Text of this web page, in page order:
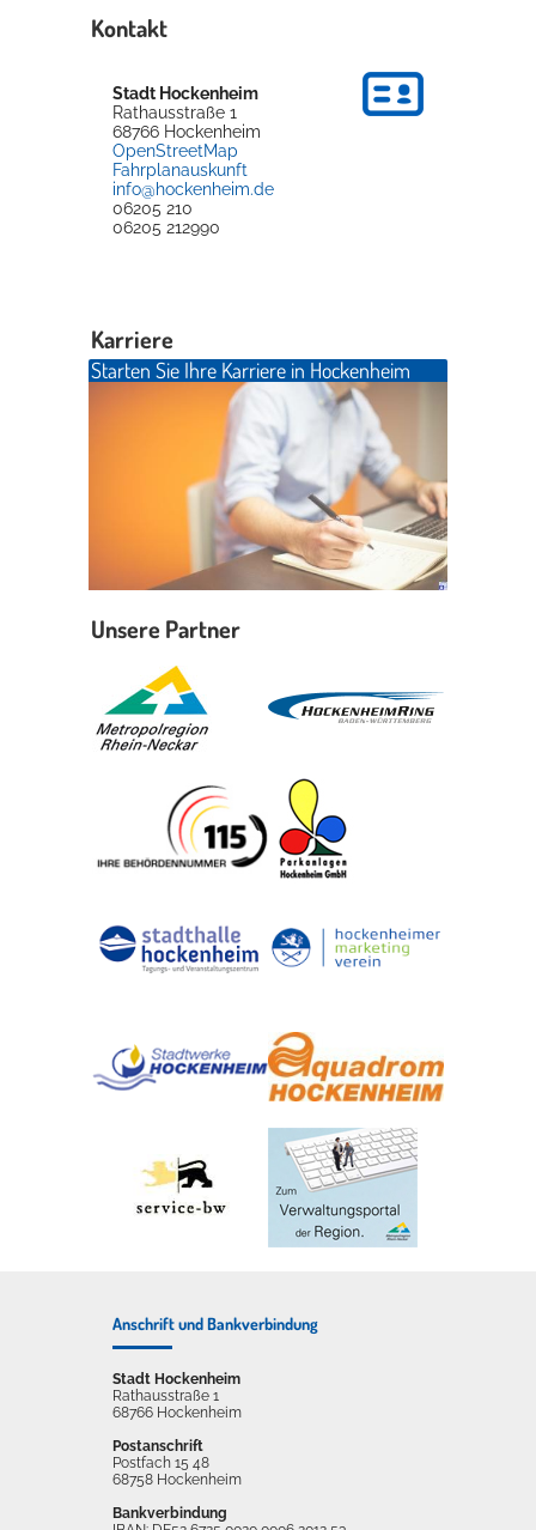
Kontakt
Stadt Hockenheim
Rathausstraße 1
68766 Hockenheim
OpenStreetMap
Fahrplanauskunft
info@hockenheim.de
06205 210
06205 212990
Karriere
Starten Sie Ihre Karriere in Hockenheim
Unsere Partner
Anschrift und Bankverbindung
Stadt Hockenheim
Rathausstraße 1
68766 Hockenheim
Postanschrift
Postfach 15 48
68758 Hockenheim
Bankverbindung